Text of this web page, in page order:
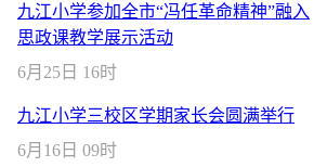
九江小学参加全市“冯任革命精神”融入
思政课教学展示活动
6月25日 16时
九江小学三校区学期家长会圆满举行
6月16日 09时